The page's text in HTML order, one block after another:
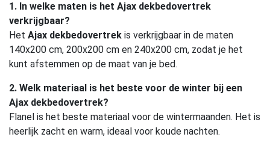
1. In welke maten is het Ajax dekbedovertrek
verkrijgbaar?
Het Ajax dekbedovertrek is verkrijgbaar in de maten
140x200 cm, 200x200 cm en 240x200 cm, zodat je het
kunt afstemmen op de maat van je bed.
2. Welk materiaal is het beste voor de winter bij een
Ajax dekbedovertrek?
Flanel is het beste materiaal voor de wintermaanden. Het is
heerlijk zacht en warm, ideaal voor koude nachten.